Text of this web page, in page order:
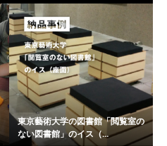
東京藝術大学の図書館「閲覧室の
ない図書館」のイス（...